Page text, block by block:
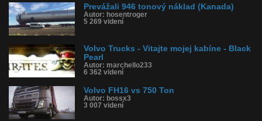
Tagy: volvo, kamion, naklad, rekord
História sledovanosti videa:
Prevážali 946 tonový náklad (Kanada)
Autor: hosentroger
5 269 videní
Volvo Trucks - Vitajte mojej kabíne - Black
Pearl
Autor: marchello233
6 362 videní
Volvo FH16 vs 750 Ton
Autor: bossx3
3 007 videní